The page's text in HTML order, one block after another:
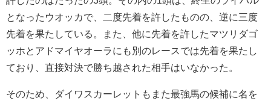
となったウオッカで、二度先着を許したものの、逆に三度
先着を果たしている。また、他に先着を許したマツリダゴ
ッホとアドマイヤオーラにも別のレースでは先着を果たし
ており、直接対決で勝ち越された相手はいなかった。
そのため、ダイワスカーレットもまた最強馬の候補に名を